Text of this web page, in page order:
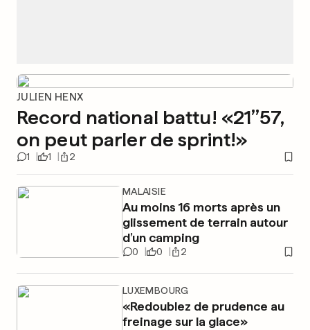
JULIEN HENX
Record national battu! «21’’57,
on peut parler de sprint!»
1 1 2
MALAISIE
Au moins 16 morts après un
glissement de terrain autour
d’un camping
0 0 2
LUXEMBOURG
«Redoublez de prudence au
freinage sur la glace»